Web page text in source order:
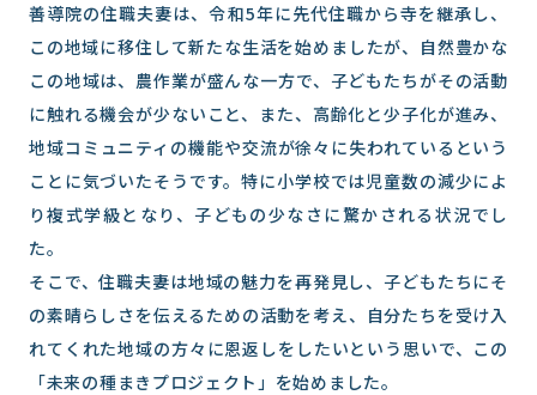
善導院の住職夫妻は、令和5年に先代住職から寺を継承し、
この地域に移住して新たな生活を始めましたが、自然豊かな
この地域は、農作業が盛んな一方で、子どもたちがその活動
に触れる機会が少ないこと、また、高齢化と少子化が進み、
地域コミュニティの機能や交流が徐々に失われているという
ことに気づいたそうです。特に小学校では児童数の減少によ
り複式学級となり、子どもの少なさに驚かされる状況でし
た。
そこで、住職夫妻は地域の魅力を再発見し、子どもたちにそ
の素晴らしさを伝えるための活動を考え、自分たちを受け入
れてくれた地域の方々に恩返しをしたいという思いで、この
「未来の種まきプロジェクト」を始めました。